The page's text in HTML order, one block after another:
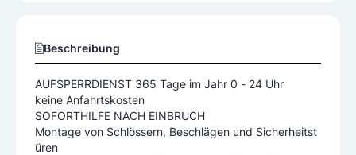
Beschreibung
AUFSPERRDIENST 365 Tage im Jahr 0 - 24 Uhr
keine Anfahrtskosten
SOFORTHILFE NACH EINBRUCH
Montage von Schlössern, Beschlägen und Sicherheitst
üren